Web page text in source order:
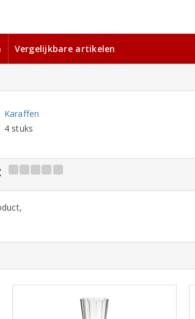
Vergelijkbare artikelen
Karaffen
4 stuks